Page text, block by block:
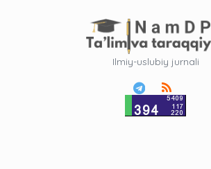
Ilmiy-uslubiy jurnali